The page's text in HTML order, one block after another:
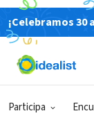
¡Celebramos
Participa
Back